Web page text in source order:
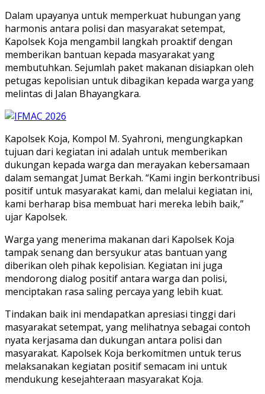
Dalam upayanya untuk memperkuat hubungan yang
harmonis antara polisi dan masyarakat setempat,
Kapolsek Koja mengambil langkah proaktif dengan
memberikan bantuan kepada masyarakat yang
membutuhkan. Sejumlah paket makanan disiapkan oleh
petugas kepolisian untuk dibagikan kepada warga yang
melintas di Jalan Bhayangkara.
Kapolsek Koja, Kompol M. Syahroni, mengungkapkan
tujuan dari kegiatan ini adalah untuk memberikan
dukungan kepada warga dan merayakan kebersamaan
dalam semangat Jumat Berkah. “Kami ingin berkontribusi
positif untuk masyarakat kami, dan melalui kegiatan ini,
kami berharap bisa membuat hari mereka lebih baik,”
ujar Kapolsek.
Warga yang menerima makanan dari Kapolsek Koja
tampak senang dan bersyukur atas bantuan yang
diberikan oleh pihak kepolisian. Kegiatan ini juga
mendorong dialog positif antara warga dan polisi,
menciptakan rasa saling percaya yang lebih kuat.
Tindakan baik ini mendapatkan apresiasi tinggi dari
masyarakat setempat, yang melihatnya sebagai contoh
nyata kerjasama dan dukungan antara polisi dan
masyarakat. Kapolsek Koja berkomitmen untuk terus
melaksanakan kegiatan positif semacam ini untuk
mendukung kesejahteraan masyarakat Koja.